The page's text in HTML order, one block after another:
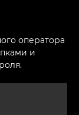
оператора
и